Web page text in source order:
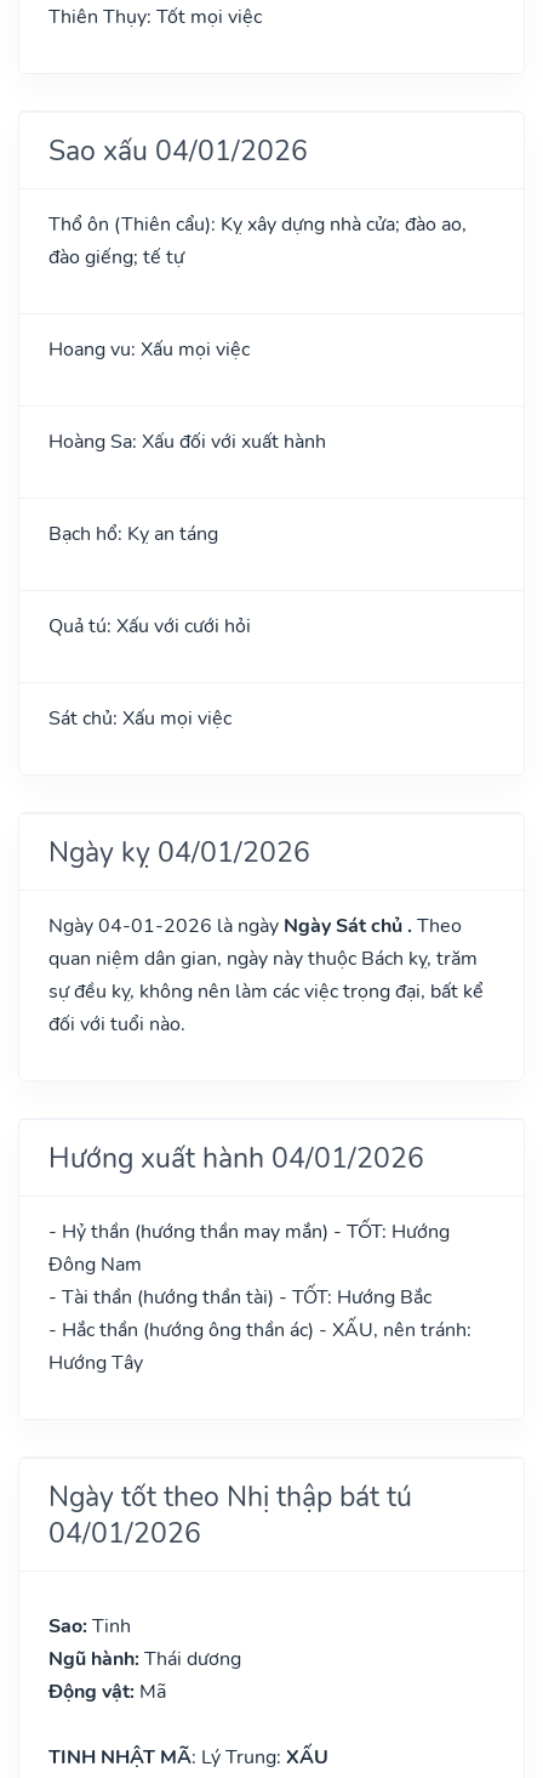
Thiên Thụy: Tốt mọi việc
Sao xấu 04/01/2026
Thổ ôn (Thiên cẩu): Kỵ xây dựng nhà cửa; đào ao,
đào giếng; tế tự
Hoang vu: Xấu mọi việc
Hoàng Sa: Xấu đối với xuất hành
Bạch hổ: Kỵ an táng
Quả tú: Xấu với cưới hỏi
Sát chủ: Xấu mọi việc
Ngày kỵ 04/01/2026
Ngày 04-01-2026 là ngày Ngày Sát chủ . Theo
quan niệm dân gian, ngày này thuộc Bách kỵ, trăm
sự đều kỵ, không nên làm các việc trọng đại, bất kể
đối với tuổi nào.
Hướng xuất hành 04/01/2026
- Hỷ thần (hướng thần may mắn) - TỐT: Hướng
Đông Nam
- Tài thần (hướng thần tài) - TỐT: Hướng Bắc
- Hắc thần (hướng ông thần ác) - XẤU, nên tránh:
Hướng Tây
Ngày tốt theo Nhị thập bát tú
04/01/2026
Sao: Tinh
Ngũ hành: Thái dương
Động vật: Mã
TINH NHẬT MÃ: Lý Trung: XẤU